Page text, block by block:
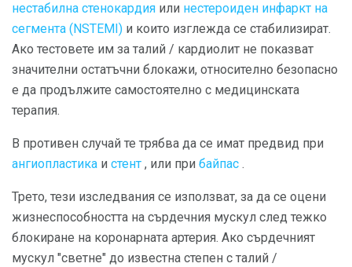
нестабилна стенокардия или нестероиден инфаркт на
сегмента (NSTEMI) и които изглежда се стабилизират.
Ако тестовете им за талий / кардиолит не показват
значителни остатъчни блокажи, относително безопасно
е да продължите самостоятелно с медицинската
терапия.
В противен случай те трябва да се имат предвид при
ангиопластика и стент , или при байпас .
Трето, тези изследвания се използват, за да се оцени
жизнеспособността на сърдечния мускул след тежко
блокиране на коронарната артерия. Ако сърдечният
мускул "светне" до известна степен с талий /